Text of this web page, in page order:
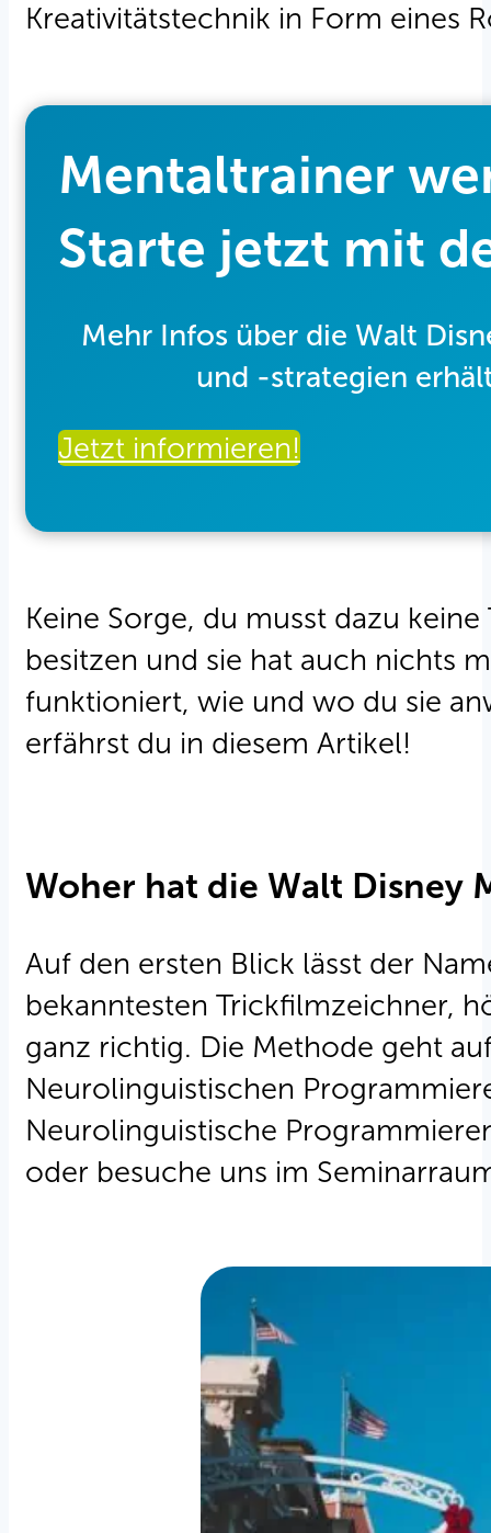
Kreativitätstechnik in Form eines
Mentaltrainer
Starte jetzt mit
Mehr Infos über die Walt
und -strategien
Jetzt informieren!
Keine Sorge, du musst dazu
besitzen und sie hat auch nichts
funktioniert, wie und wo du sie
erfährst du in diesem Artikel!
Woher hat die Walt Disney
Auf den ersten Blick lässt der
bekanntesten Trickfilmzeichner,
ganz richtig. Die Methode geht
Neurolinguistischen
Neurolinguistische
oder besuche uns im